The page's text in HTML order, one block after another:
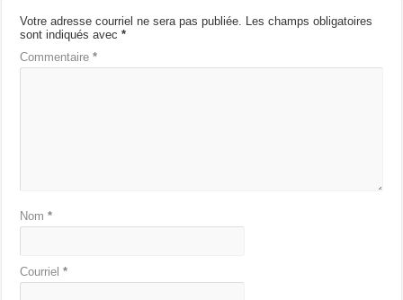
Votre adresse courriel ne sera pas publiée. Les champs obligatoires
sont indiqués avec*
Commentaire*
Nom*
Courriel*